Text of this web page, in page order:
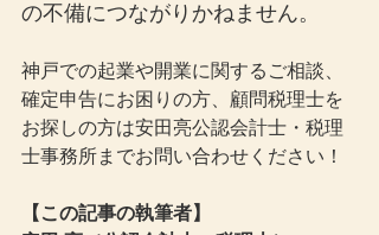
の不備につながりかねません。
神戸での起業や開業に関するご相談、
確定申告にお困りの方、顧問税理士を
お探しの方は安田亮公認会計士・税理
士事務所までお問い合わせください！
【この記事の執筆者】